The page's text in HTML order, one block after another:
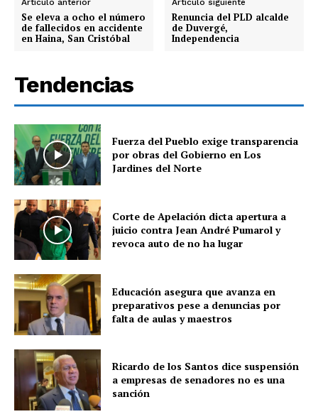
Artículo anterior
Se eleva a ocho el número
de fallecidos en accidente
en Haina, San Cristóbal
Artículo siguiente
Renuncia del PLD alcalde
de Duvergé,
Independencia
Tendencias
Fuerza del Pueblo exige transparencia
por obras del Gobierno en Los
Jardines del Norte
Corte de Apelación dicta apertura a
juicio contra Jean André Pumarol y
revoca auto de no ha lugar
Educación asegura que avanza en
preparativos pese a denuncias por
falta de aulas y maestros
Ricardo de los Santos dice suspensión
a empresas de senadores no es una
sanción